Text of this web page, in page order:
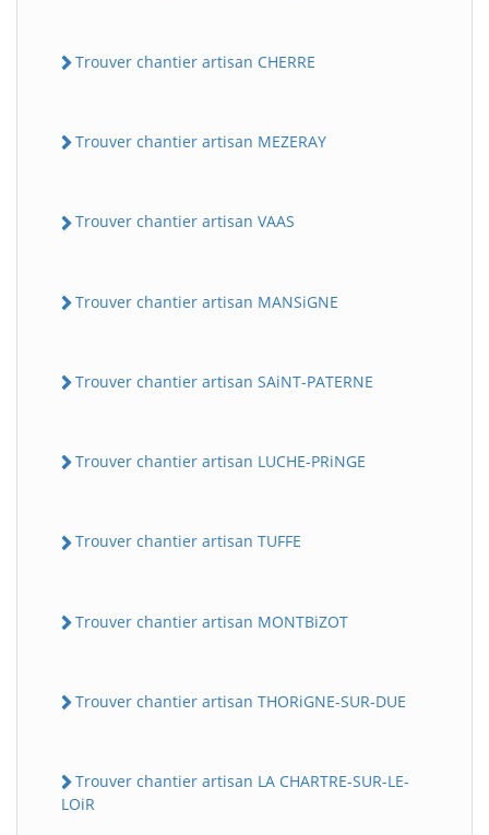
Trouver chantier artisan CHERRE
Trouver chantier artisan MEZERAY
Trouver chantier artisan VAAS
Trouver chantier artisan MANSiGNE
Trouver chantier artisan SAiNT-PATERNE
Trouver chantier artisan LUCHE-PRiNGE
Trouver chantier artisan TUFFE
Trouver chantier artisan MONTBiZOT
Trouver chantier artisan THORiGNE-SUR-DUE
Trouver chantier artisan LA CHARTRE-SUR-LE-
LOiR